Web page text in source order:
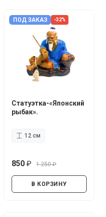
ПОД ЗАКАЗ -32%
Статуэтка-«Японский
рыбак».
12 см
850
1 250
В КОРЗИНУ